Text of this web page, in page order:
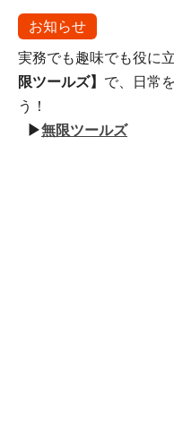
お知らせ
実務でも趣味でも役に
限ツールズ】 で、日常
う！
▶無限ツールズ